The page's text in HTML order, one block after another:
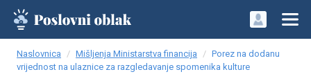
Naslovnica Mišljenja Ministarstva financija
Porez na dodanu
vrijednost na ulaznice za razgledavanje spomenika kulture